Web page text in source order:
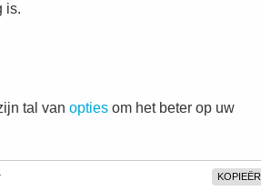
is.
tal van opties om het beter op uw
KOPIEËR